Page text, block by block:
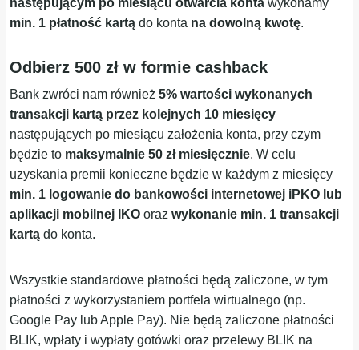
min. 1 płatność kartądo konta na dowolną kwotę.
Odbierz 500 zł w formie cashback
Bank zwróci nam również5% wartości wykonanych
transakcji kartą przez kolejnych 10 miesięcy
następujących po miesiącu założenia konta, przy czym
będzie to maksymalnie 50 zł miesięcznie. W celu
uzyskania premii konieczne będzie w każdym z miesięcy
min. 1 logowanie do bankowości internetowej iPKO lub
aplikacji mobilnej IKO orazwykonanie min. 1 transakcji
kartądo konta.
Wszystkie standardowe płatności będą zaliczone, w tym
płatności z wykorzystaniem portfela wirtualnego (np.
Google Pay lub Apple Pay). Nie będą zaliczone płatności
BLIK, wpłaty i wypłaty gotówki oraz przelewy BLIK na